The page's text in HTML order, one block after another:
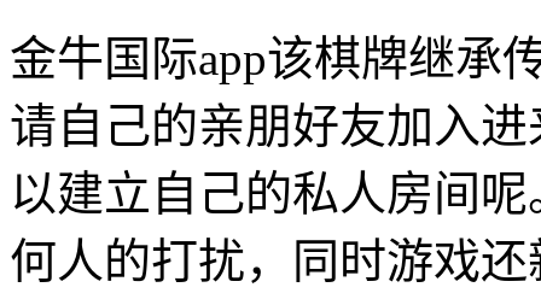
金牛国际app该棋牌继承
请自己的亲朋好友加入
以建立自己的私人房间
何人的打扰，同时游戏